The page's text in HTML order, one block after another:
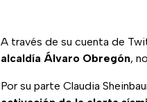
A través de su cuenta de
alcaldía Álvaro Obregón,
Por su parte Claudia